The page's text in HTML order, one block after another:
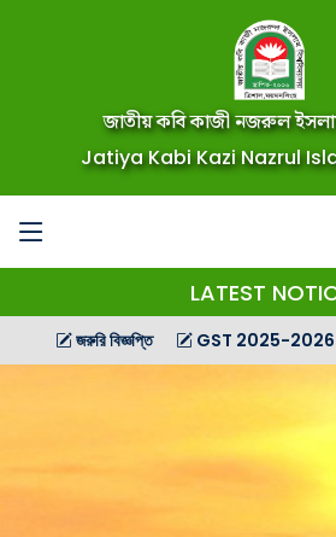
জাতীয় কবি কাজী নজরুল ইসলাম
Jatiya Kabi Kazi Nazrul
LATEST
জরুরি বিজ্ঞপ্তি GST 2025-2026 শিক্ষাবর্ষে